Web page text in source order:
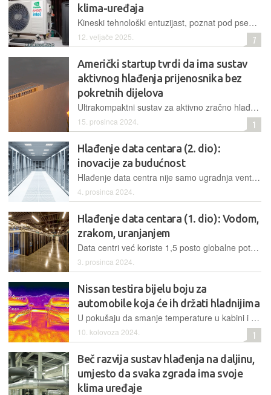
klima-uređaja
Kineski tehnološki entuzijast, poznat pod pseudonimom "Electrolytic Sodium Carbonate" na platformi Bilibili, predstavio je neuobičajeno rješenje za hlađenje visokoučinkovitih PC komponenti: kućni klima-uređaj
12. veljače 2025. 7
Američki startup tvrdi da ima sustav
aktivnog hlađenja prijenosnika bez
pokretnih dijelova
Ultrakompaktni sustav za aktivno zračno hlađenje ne koristi pomične dijelove već ionske potisnike, kojima generira strujanje zraka dovoljno za mobilne uređaje ili prijenosna računala
15. prosinca 2024. 1
Hlađenje data centara (2. dio):
inovacije za budućnost
Hlađenje data centra nije samo ugradnja ventilatora i drugih rashladnih sredstava. Radi se o balansiranju dizajna i optimizacije, implementaciji učinkovitosti i djelotvornosti
4. prosinca 2024.
Hlađenje data centara (1. dio): Vodom,
zrakom, uranjanjem
Data centri već koriste 1,5 posto globalne potrošnje električne energije, stoga oboljšanje energetske učinkovitosti predstavlja mnoge izazove za ovu industriju, ali također i uzbudljive prilike za inovacije.
3. prosinca 2024.
Nissan testira bijelu boju za
automobile koja će ih držati hladnijima
U pokušaju da smanje temperature u kabini i smanje potrebu za klimatizacijom, u japanskoj su kompaniji počeli testirati bojanje automobila posebnim premazom koji ih pasivno hladi
10. kolovoza 2024. 1
Beč razvija sustav hlađenja na daljinu,
umjesto da svaka zgrada ima svoje
klima uređaje